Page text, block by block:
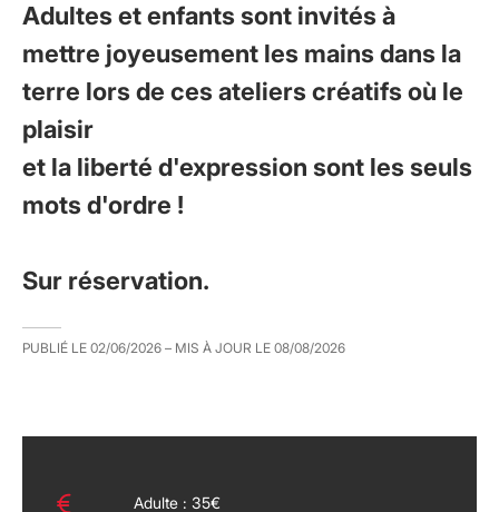
Adultes et enfants sont invités à
mettre joyeusement les mains dans la
terre lors de ces ateliers créatifs où le
plaisir
et la liberté d'expression sont les seuls
mots d'ordre !
Sur réservation.
PUBLIÉ LE 02/06/2026 – MIS À JOUR LE 08/08/2026
Adulte : 35€